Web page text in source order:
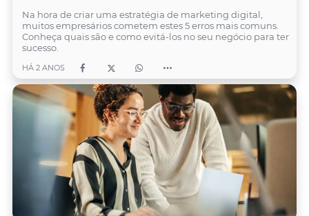
Na hora de criar uma estratégia de marketing digital,
muitos empresários cometem estes 5 erros mais comuns.
Conheça quais são e como evitá-los no seu negócio para ter
sucesso.
HÁ 2 ANOS